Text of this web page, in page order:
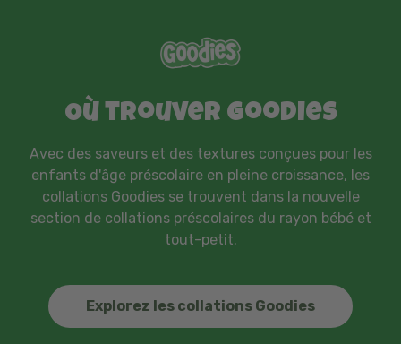
Où trouver Goodies
Avec des saveurs et des textures conçues pour les
enfants d'âge préscolaire en pleine croissance, les
collations Goodies se trouvent dans la nouvelle
section de collations préscolaires du rayon bébé et
tout-petit.
Explorez les collations Goodies